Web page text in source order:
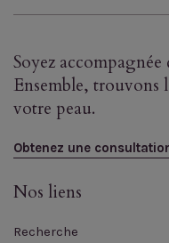
Soyez
Ensemble, trouvons
votre peau.
Obtenez une
Nos liens
Recherche